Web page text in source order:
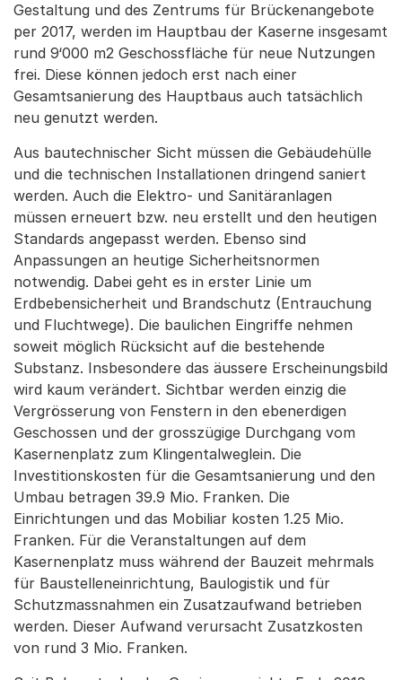
Gestaltung und des Zentrums für Brückenangebote
per 2017, werden im Hauptbau der Kaserne insgesamt
rund 9‘000 m2 Geschossfläche für neue Nutzungen
frei. Diese können jedoch erst nach einer
Gesamtsanierung des Hauptbaus auch tatsächlich
neu genutzt werden.
Aus bautechnischer Sicht müssen die Gebäudehülle
und die technischen Installationen dringend saniert
werden. Auch die Elektro- und Sanitäranlagen
müssen erneuert bzw. neu erstellt und den heutigen
Standards angepasst werden. Ebenso sind
Anpassungen an heutige Sicherheitsnormen
notwendig. Dabei geht es in erster Linie um
Erdbebensicherheit und Brandschutz (Entrauchung
und Fluchtwege). Die baulichen Eingriffe nehmen
soweit möglich Rücksicht auf die bestehende
Substanz. Insbesondere das äussere Erscheinungsbild
wird kaum verändert. Sichtbar werden einzig die
Vergrösserung von Fenstern in den ebenerdigen
Geschossen und der grosszügige Durchgang vom
Kasernenplatz zum Klingentalweglein. Die
Investitionskosten für die Gesamtsanierung und den
Umbau betragen 39.9 Mio. Franken. Die
Einrichtungen und das Mobiliar kosten 1.25 Mio.
Franken. Für die Veranstaltungen auf dem
Kasernenplatz muss während der Bauzeit mehrmals
für Baustelleneinrichtung, Baulogistik und für
Schutzmassnahmen ein Zusatzaufwand betrieben
werden. Dieser Aufwand verursacht Zusatzkosten
von rund 3 Mio. Franken.